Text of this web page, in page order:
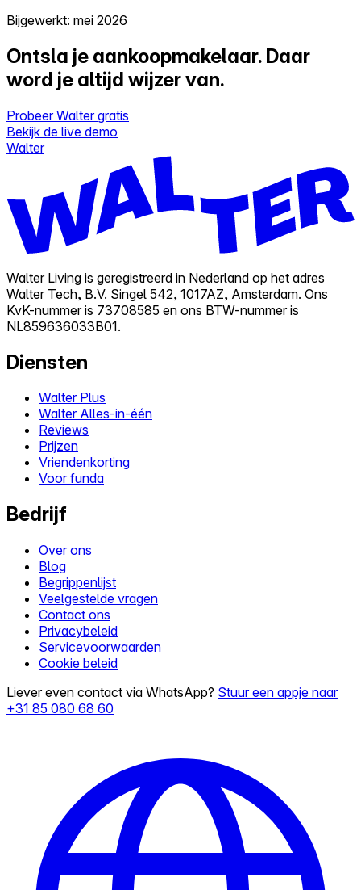
Bijgewerkt: mei 2026
Ontsla je aankoopmakelaar. Daar
word je altijd wijzer van.
Probeer Walter gratis
Bekijk de live demo
Walter
Walter Living is geregistreerd in Nederland op het adres
Walter Tech, B.V. Singel 542, 1017AZ, Amsterdam. Ons
KvK-nummer is 73708585 en ons BTW-nummer is
NL859636033B01.
Diensten
Walter Plus
Walter Alles-in-één
Reviews
Prijzen
Vriendenkorting
Voor funda
Bedrijf
Over ons
Blog
Begrippenlijst
Veelgestelde vragen
Contact ons
Privacybeleid
Servicevoorwaarden
Cookie beleid
Liever even contact via WhatsApp? Stuur een appje naar
+31 85 080 68 60